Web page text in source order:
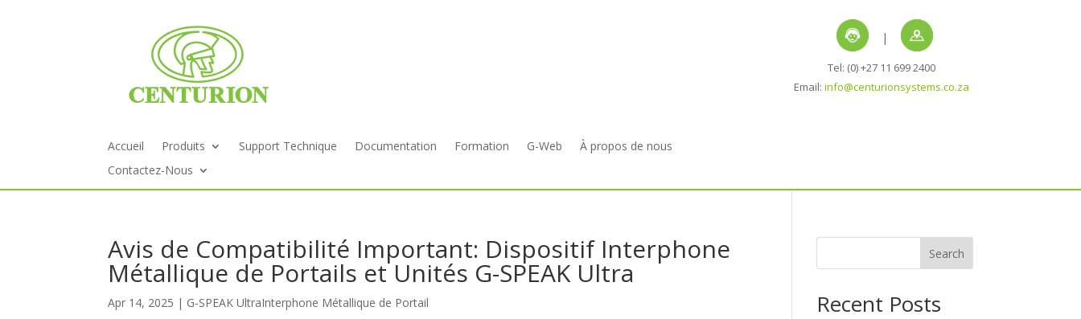
|
Tel: (0) +27 11 699 2400
Email: info@centurionsystems.co.za
Accueil Produits Support Technique Documentation Formation G-Web
À propos de nous
Contactez-Nous
Avis de Compatibilité Important: Dispositif Interphone
Métallique de Portails et Unités G-SPEAK Ultra
Apr 14, 2025 G-SPEAK UltraInterphone Métallique de Portail
Search
Recent Posts